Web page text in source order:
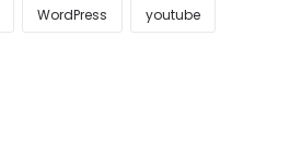
WordPress youtube